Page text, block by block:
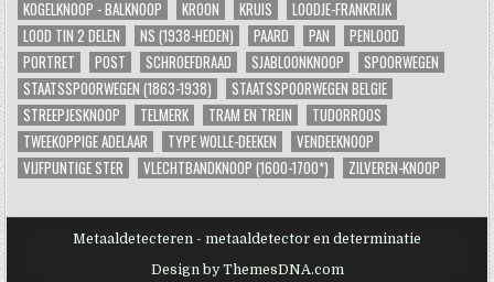
KOGELKNOOP - BALKNOOP
KROON KRUIS
LOODJE-FRANKRIJK
LOOD TIN 2 DELEN
NS (1938-HEDEN) PAARD PAN
PENLOOD
PORTRET
POST SCHROEFDRAAD SJABLOONKNOOP
SPOORWEGEN
STAATSSPOORWEGEN (1863-1938)
STAATSSPOORWEGEN BELGIE
STREEPJESKNOOP
TELMERK TRAM EN TREIN
TUDORROOS
TWEEKOPPIGE ADELAAR
TYPE WOLLE-DEEKEN
VENDEEKNOOP
VIJFPUNTIGE STER
VLECHTBANDKNOOP (1600-1700*) ZILVEREN-KNOOP
Metaaldetecteren - metaaldetector en determinatie
Design by ThemesDNA.com